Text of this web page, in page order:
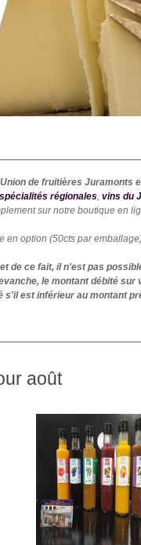
Union de fruitières Juramonts
spécialités régionales, vins du
sur notre boutique en
en option (50cts par
de ce fait, il n'est pas
le montant débité
s'il est inférieur au montant
août